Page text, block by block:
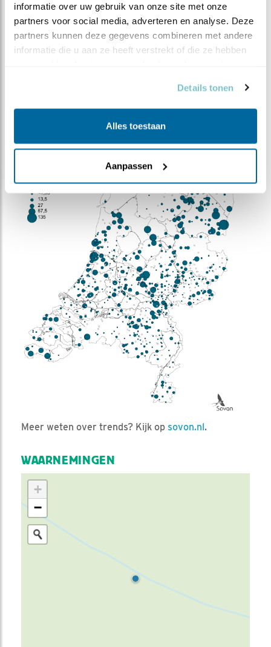
informatie over uw gebruik van onze site met onze
partners voor social media, adverteren en analyse. Deze
partners kunnen deze gegevens combineren met andere
informatie die u aan ze heeft verstrekt of die ze hebben
Details tonen
Alles toestaan
Aanpassen
Aantal broedparen Geen broedvogel
Geschat maximum
25.000-100.000
200.000-1.000.000
Meer weten over trends? Kijk op sovon.nl.
WAARNEMINGEN
+
−